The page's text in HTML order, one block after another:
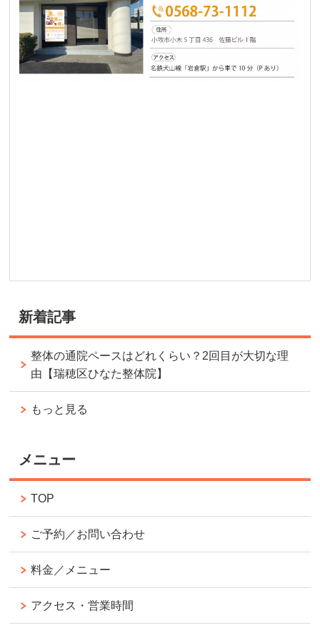
新着記事
整体の通院ペースはどれくらい？2回目が大切な理
由【瑞穂区ひなた整体院】
もっと見る
メニュー
TOP
ご予約／お問い合わせ
料金／メニュー
アクセス・営業時間